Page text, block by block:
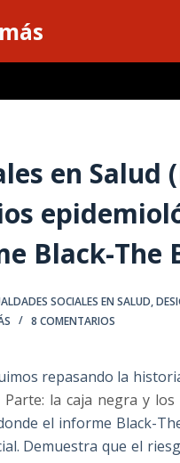
en Salud
Black-The
SOCIALES EN SALUD,
8 COMENTARIOS
repasando la
Parte: la caja negra y
el informe Black-
Demuestra que el